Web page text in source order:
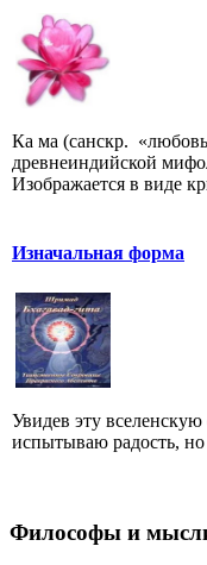
Ка ма (санскр.
древнеиндийской
Изображается в виде
Изначальная форма
Увидев эту
испытываю радость,
Философы и